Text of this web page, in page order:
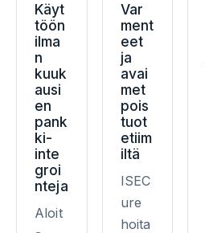
Käyt
töön
ilma
n
kuuk
ausi
en
pank
ki-
inte
groi
nteja
Aloit
Var
ment
eet
ja
avai
met
pois
tuot
etiim
iltä
ISEC
ure
hoita